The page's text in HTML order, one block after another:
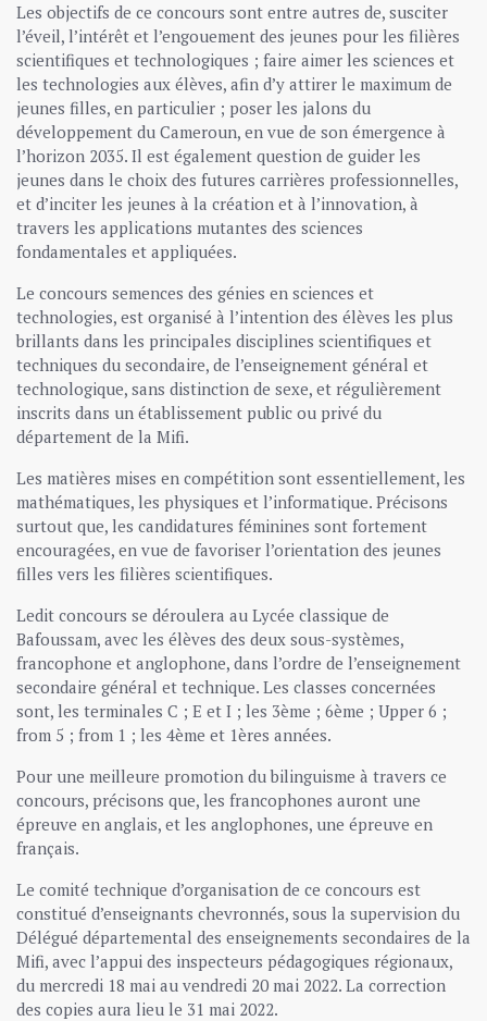
Les objectifs de ce concours sont entre autres de, susciter
l’éveil, l’intérêt et l’engouement des jeunes pour les filières
scientifiques et technologiques ; faire aimer les sciences et
les technologies aux élèves, afin d’y attirer le maximum de
jeunes filles, en particulier ; poser les jalons du
développement du Cameroun, en vue de son émergence à
l’horizon 2035. Il est également question de guider les
jeunes dans le choix des futures carrières professionnelles,
et d’inciter les jeunes à la création et à l’innovation, à
travers les applications mutantes des sciences
fondamentales et appliquées.
Le concours semences des génies en sciences et
technologies, est organisé à l’intention des élèves les plus
brillants dans les principales disciplines scientifiques et
techniques du secondaire, de l’enseignement général et
technologique, sans distinction de sexe, et régulièrement
inscrits dans un établissement public ou privé du
département de la Mifi.
Les matières mises en compétition sont essentiellement, les
mathématiques, les physiques et l’informatique. Précisons
surtout que, les candidatures féminines sont fortement
encouragées, en vue de favoriser l’orientation des jeunes
filles vers les filières scientifiques.
Ledit concours se déroulera au Lycée classique de
Bafoussam, avec les élèves des deux sous-systèmes,
francophone et anglophone, dans l’ordre de l’enseignement
secondaire général et technique. Les classes concernées
sont, les terminales C ; E et I ; les 3ème ; 6ème ; Upper 6 ;
from 5 ; from 1 ; les 4ème et 1ères années.
Pour une meilleure promotion du bilinguisme à travers ce
concours, précisons que, les francophones auront une
épreuve en anglais, et les anglophones, une épreuve en
français.
Le comité technique d’organisation de ce concours est
constitué d’enseignants chevronnés, sous la supervision du
Délégué départemental des enseignements secondaires de la
Mifi, avec l’appui des inspecteurs pédagogiques régionaux,
du mercredi 18 mai au vendredi 20 mai 2022. La correction
des copies aura lieu le 31 mai 2022.